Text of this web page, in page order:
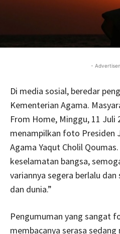
-
Di media sosial, beredar
Kementerian Agama.
From Home, Minggu, 11 Juli
menampilkan foto Presiden
Agama Yaqut Cholil
keselamatan bangsa,
variannya segera berlalu
dan dunia.”
Pengumuman yang sangat
membacanya serasa